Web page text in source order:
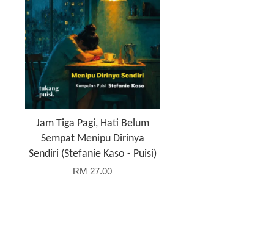
Jam Tiga Pagi, Hati Belum
Sempat Menipu Dirinya
Sendiri (Stefanie Kaso - Puisi)
RM 27.00